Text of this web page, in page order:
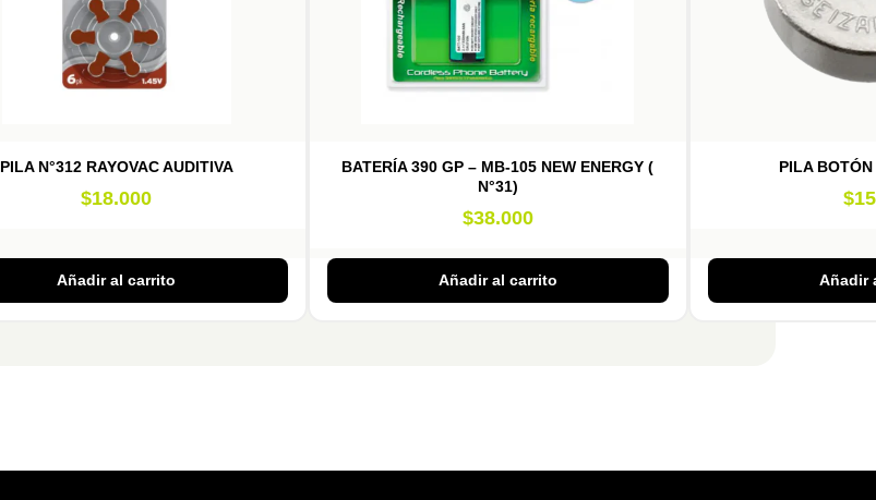
PILA N°312 RAYOVAC AUDITIVA
$18.000
Añadir al carrito
BATERÍA 390 GP – MB-105 NEW ENERGY (
N°31)
$38.000
Añadir al carrito
PILA
$
Añadir